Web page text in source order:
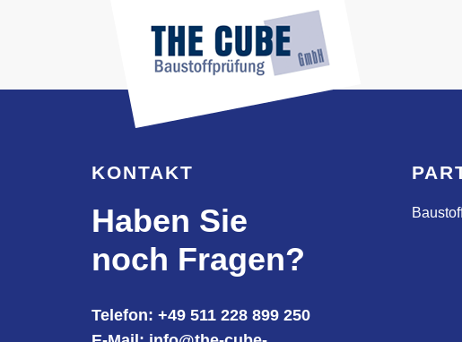
KONTAKT
Haben Sie
noch Fragen?
Telefon: +49 511 228 899 250